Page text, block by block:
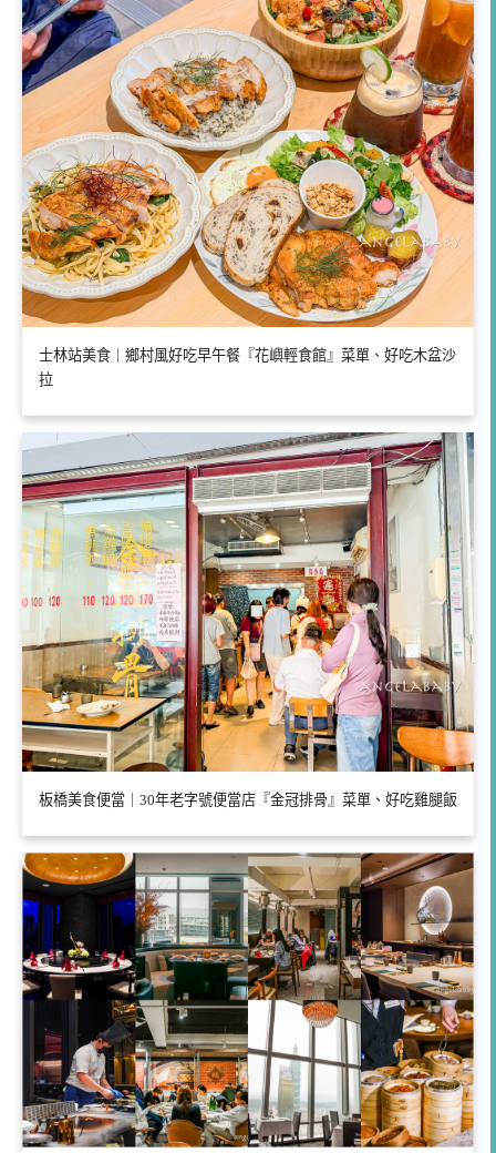
士林站美食｜鄉村風好吃早午餐『花嶼輕食館』菜單、好吃木盆沙
拉
板橋美食便當｜30年老字號便當店『金冠排骨』菜單、好吃雞腿飯